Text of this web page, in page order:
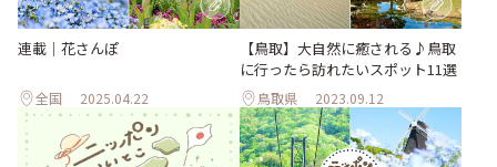
連載｜花さんぽ
全国 2025.04.22
【鳥取】大自然に癒される♪鳥取
に行ったら訪れたいスポット11選
鳥取県 2023.09.12